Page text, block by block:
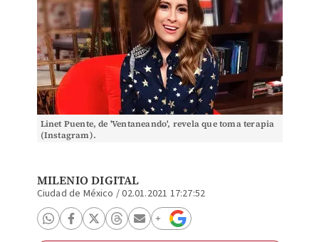
Linet Puente, de 'Ventaneando', revela que toma terapia
(Instagram).
MILENIO DIGITAL
Ciudad de México /02.01.2021 17:27:52